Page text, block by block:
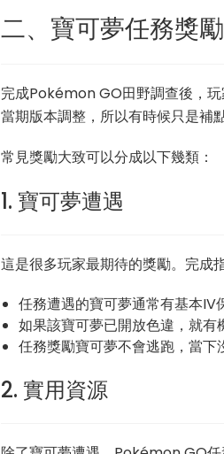
二、寶可夢任務獎
完成Pokémon GO田野調查後，
當期版本調整，所以有時候只是補
常見獎勵大致可以分成以下幾類：
1. 寶可夢遭遇
這是很多玩家最期待的獎勵。完成
任務遭遇的寶可夢通常有基本
如果該寶可夢已開放色違，就有
任務獎勵寶可夢不會逃跑，當下
2. 實用資源